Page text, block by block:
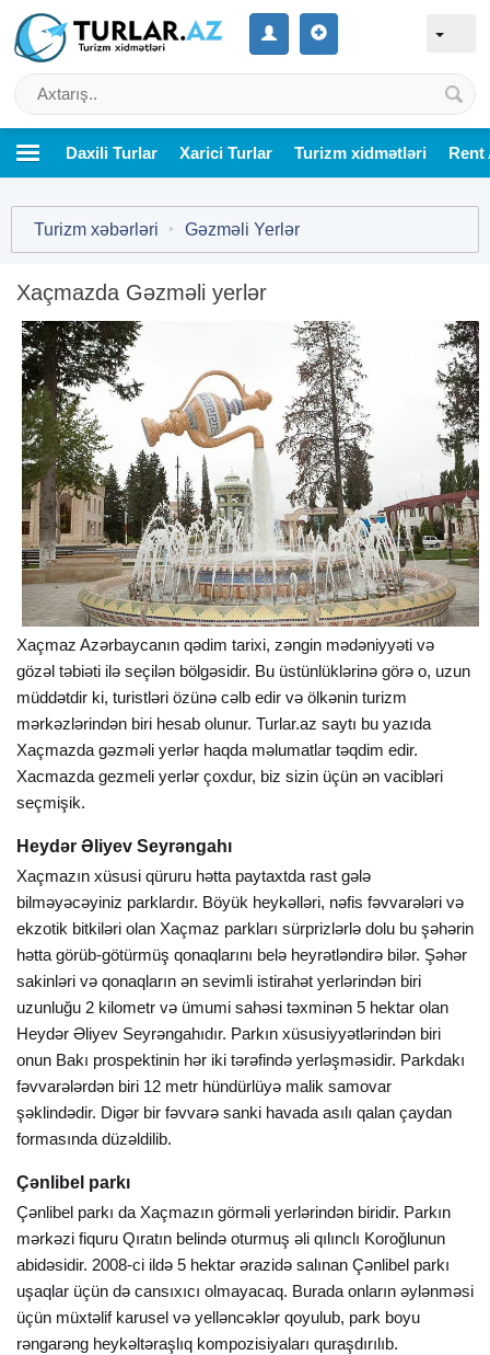
Daxili Turlar Xarici Turlar Turizm xidmətləri Rent
Turizm xəbərləri ‣ Gəzməli Yerlər
Xaçmazda Gəzməli yerlər
Xaçmaz Azərbaycanın qədim tarixi, zəngin mədəniyyəti və
gözəl təbiəti ilə seçilən bölgəsidir. Bu üstünlüklərinə görə o, uzun
müddətdir ki, turistləri özünə cəlb edir və ölkənin turizm
mərkəzlərindən biri hesab olunur. Turlar.az saytı bu yazıda
Xaçmazda gəzməli yerlər haqda məlumatlar təqdim edir.
Xacmazda gezmeli yerlər çoxdur, biz sizin üçün ən vacibləri
seçmişik.
Heydər Əliyev Seyrəngahı
Xaçmazın xüsusi qüruru hətta paytaxtda rast gələ
bilməyəcəyiniz parklardır. Böyük heykəlləri, nəfis fəvvarələri və
ekzotik bitkiləri olan Xaçmaz parkları sürprizlərlə dolu bu şəhərin
hətta görüb-götürmüş qonaqlarını belə heyrətləndirə bilər. Şəhər
sakinləri və qonaqların ən sevimli istirahət yerlərindən biri
uzunluğu 2 kilometr və ümumi sahəsi təxminən 5 hektar olan
Heydər Əliyev Seyrəngahıdır. Parkın xüsusiyyətlərindən biri
onun Bakı prospektinin hər iki tərəfində yerləşməsidir. Parkdakı
fəvvarələrdən biri 12 metr hündürlüyə malik samovar
şəklindədir. Digər bir fəvvarə sanki havada asılı qalan çaydan
formasında düzəldilib.
Çənlibel parkı
Çənlibel parkı da Xaçmazın görməli yerlərindən biridir. Parkın
mərkəzi fiquru Qıratın belində oturmuş əli qılınclı Koroğlunun
abidəsidir. 2008-ci ildə 5 hektar ərazidə salınan Çənlibel parkı
uşaqlar üçün də cansıxıcı olmayacaq. Burada onların əylənməsi
üçün müxtəlif karusel və yelləncəklər qoyulub, park boyu
rəngarəng heykəltəraşlıq kompozisiyaları quraşdırılıb.